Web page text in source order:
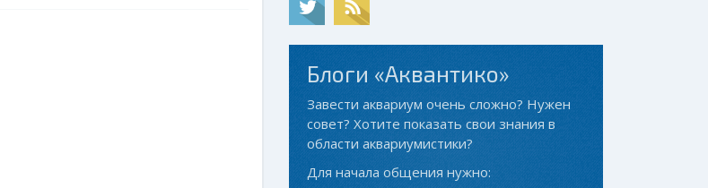
Блоги «Аквантико»
Завести аквариум очень сложно? Нужен
совет? Хотите показать свои знания в
области аквариумистики?
Для начала общения нужно: